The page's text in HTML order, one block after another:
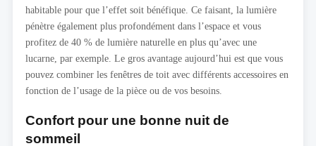
habitable pour que l’effet soit bénéfique. Ce faisant, la lumière
pénètre également plus profondément dans l’espace et vous
profitez de 40 % de lumière naturelle en plus qu’avec une
lucarne, par exemple. Le gros avantage aujourd’hui est que vous
pouvez combiner les fenêtres de toit avec différents accessoires en
fonction de l’usage de la pièce ou de vos besoins.
Confort pour une bonne nuit de
sommeil